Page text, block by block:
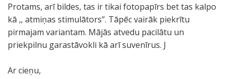
Protams, arī bildes, tas ir tikai fotopapīrs bet tas kalpo
kā ,, atmiņas stimulātors’’. Tāpēc vairāk piekrītu
pirmajam variantam. Mājās atvedu pacilātu un
priekpilnu garastāvokli kā arī suvenīrus. J
Ar cieņu,